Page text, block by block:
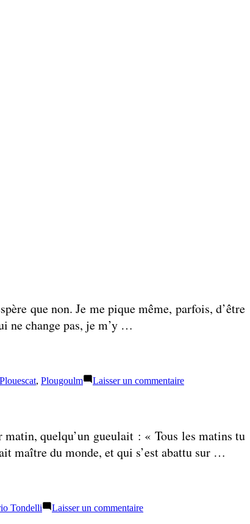
que non. Je me pique même, parfois, d’être
ne change pas, je m’y …
Plouescat, Plougoulm Laisser un commentairesur
mer
cette
quelqu’un gueulait : « Tous les matins tu
maître du monde, et qui s’est abattu sur …
Tondelli Laisser un commentairesur